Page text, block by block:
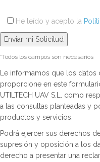
He leído y acepto la
*Todos los campos son necesarios
Le informamos que los
proporcione en este
UTILTECH UAV S.L. como
a las consultas planteadas y
productos y servicios.
Podrá ejercer sus derechos
supresión y oposición a los
derecho a presentar una